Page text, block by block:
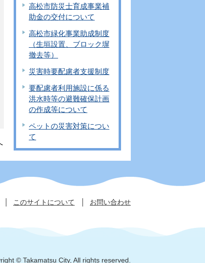
高松市防災士育成事業補
助金の交付について
高松市緑化事業助成制度
（生垣設置、ブロック塀
撤去等）
災害時要配慮者支援制度
要配慮者利用施設に係る
洪水時等の避難確保計画
の作成等について
ペットの災害対策につい
て
このサイトについて お問い合わせ
© Takamatsu City, All rights reserved.